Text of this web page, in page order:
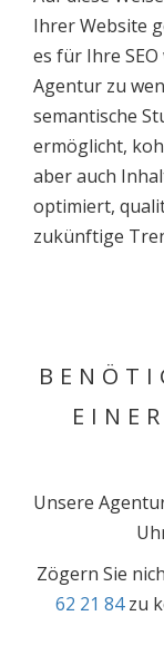
Ihrer Website
es für Ihre
Agentur zu
semantische
ermöglicht,
aber auch
optimiert,
zukünftige
Unsere
Zögern Sie
62 21 84zu